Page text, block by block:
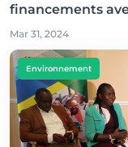
financements
Mar 31, 2024
Environnement